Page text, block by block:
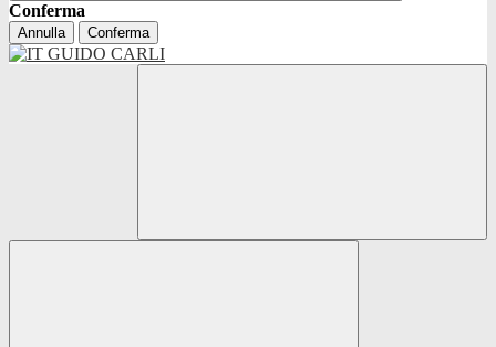
Conferma
Annulla Conferma